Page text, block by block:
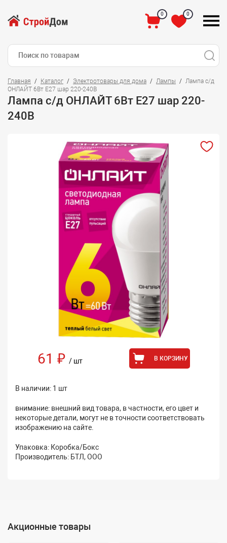
0 0
Главная Каталог Электротовары для дома Лампы
Лампа с/д
ОНЛАЙТ 6Вт E27 шар 220-240В
Лампа с/д ОНЛАЙТ 6Вт E27 шар 220-
240В
61 ₽ / шт В КОРЗИНУ
В наличии: 1 шт
внимание: внешний вид товара, в частности, его цвет и
некоторые детали, могут не в точности соответствовать
изображению на сайте.
Упаковка: Коробка/Бокс
Производитель: БТЛ, ООО
Акционные товары